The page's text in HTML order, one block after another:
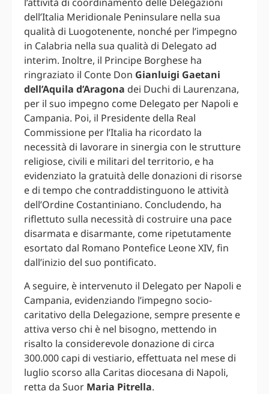
dell’Italia Meridionale Peninsulare nella sua
qualità di Luogotenente, nonché per l’impegno
in Calabria nella sua qualità di Delegato ad
interim. Inoltre, il Principe Borghese ha
ringraziato il Conte Don Gianluigi Gaetani
dell’Aquila d’Aragona dei Duchi di Laurenzana,
per il suo impegno come Delegato per Napoli e
Campania. Poi, il Presidente della Real
Commissione per l’Italia ha ricordato la
necessità di lavorare in sinergia con le strutture
religiose, civili e militari del territorio, e ha
evidenziato la gratuità delle donazioni di risorse
e di tempo che contraddistinguono le attività
dell’Ordine Costantiniano. Concludendo, ha
riflettuto sulla necessità di costruire una pace
disarmata e disarmante, come ripetutamente
esortato dal Romano Pontefice Leone XIV, fin
dall’inizio del suo pontificato.
A seguire, è intervenuto il Delegato per Napoli e
Campania, evidenziando l’impegno socio-
caritativo della Delegazione, sempre presente e
attiva verso chi è nel bisogno, mettendo in
risalto la considerevole donazione di circa
300.000 capi di vestiario, effettuata nel mese di
luglio scorso alla Caritas diocesana di Napoli,
retta da Suor Maria Pitrella.